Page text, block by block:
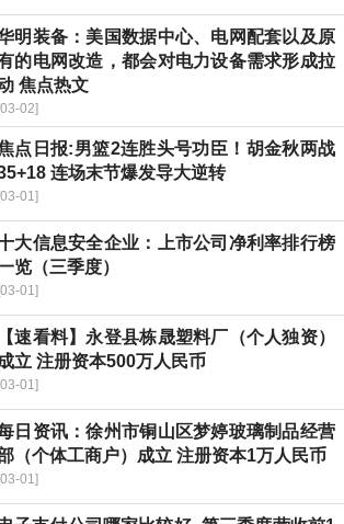
明装备：美国数据中心、电网配套以及原
的电网改造，都会对电力设备需求形成拉
焦点热文
[03-02]
点日报:男篮2连胜头号功臣！胡金秋两战
连场末节爆发导大逆转
[03-01]
大信息安全企业：上市公司净利率排行榜
览（三季度）
[03-01]
【速看料】永登县栋晟塑料厂（个人独资）
立 注册资本500万人民币
[03-01]
日资讯：徐州市铜山区梦婷玻璃制品经营
（个体工商户）成立 注册资本1万人民币
[03-01]